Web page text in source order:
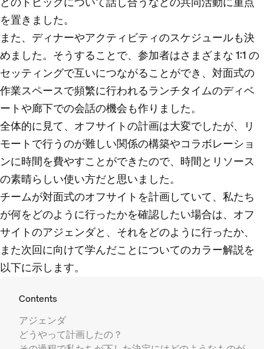
を置きました。
また、ディナーやアクティビティのスケジュールも決
めました。そうすることで、参加者はさまざまな 1:1 の
セッティングで互いにつながることができ、対面式の
作業スペースで頻繁に行われるランチタイムのディベ
ートや廊下での会話の機会も作りました。
全体的に見て、オフサイトの計画は大変でしたが、リ
モートで行うのが難しい関係の構築やコラボレーショ
ンに時間を費やすことができたので、時間とリソース
の素晴らしい使い方だと思いました。
チームが対面式のオフサイトを計画していて、私たち
が何をどのように行ったかを確認したい場合は、オフ
サイトのアジェンダと、それをどのように行ったか、
また次回に向けて学んだことについてのカラー解説を
以下に示します。
Contents
アジェンダ
どうやって計画したの？